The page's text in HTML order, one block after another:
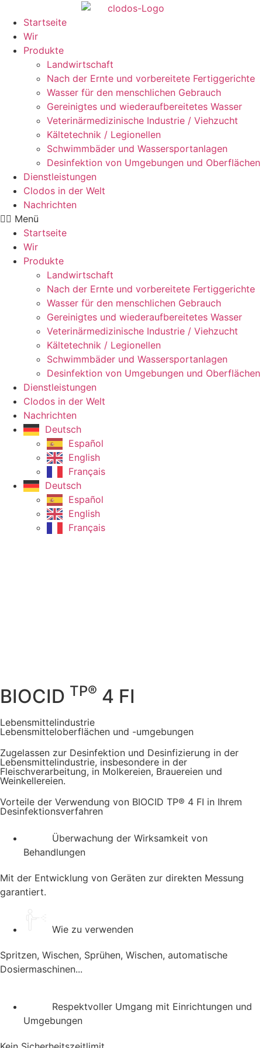
Inhalt
springen
Startseite
Wir
Produkte
Landwirtschaft
Nach der Ernte und vorbereitete Fertiggerichte
Wasser für den menschlichen Gebrauch
Gereinigtes und wiederaufbereitetes Wasser
Veterinärmedizinische Industrie / Viehzucht
Kältetechnik / Legionellen
Schwimmbäder und Wassersportanlagen
Desinfektion von Umgebungen und Oberflächen
Dienstleistungen
Clodos in der Welt
Nachrichten
Menü
Startseite
Wir
Produkte
Landwirtschaft
Nach der Ernte und vorbereitete Fertiggerichte
Wasser für den menschlichen Gebrauch
Gereinigtes und wiederaufbereitetes Wasser
Veterinärmedizinische Industrie / Viehzucht
Kältetechnik / Legionellen
Schwimmbäder und Wassersportanlagen
Desinfektion von Umgebungen und Oberflächen
Dienstleistungen
Clodos in der Welt
Nachrichten
Deutsch
Español
English
Français
Deutsch
Español
English
Français
BIOCID TP® 4 FI
Lebensmittelindustrie
Lebensmitteloberflächen und -umgebungen
Zugelassen zur Desinfektion und Desinfizierung in der
Lebensmittelindustrie, insbesondere in der
Fleischverarbeitung, in Molkereien, Brauereien und
Weinkellereien.
Vorteile der Verwendung von BIOCID TP® 4 FI in Ihrem
Desinfektionsverfahren
Überwachung der Wirksamkeit von
Behandlungen
Mit der Entwicklung von Geräten zur direkten Messung
garantiert.
Wie zu verwenden
Spritzen, Wischen, Sprühen, Wischen, automatische
Dosiermaschinen...
Respektvoller Umgang mit Einrichtungen und
Umgebungen